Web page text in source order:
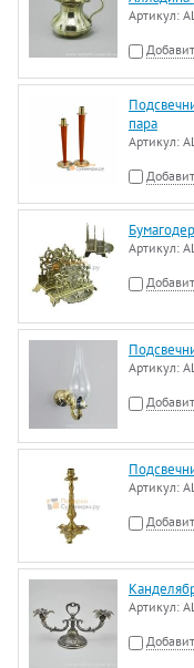
Артикул:
пара
Артикул:
Артикул:
Артикул:
Артикул:
Артикул: